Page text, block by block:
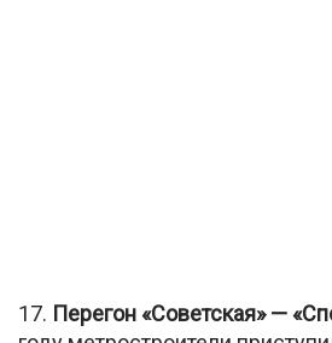
17. Перегон «Советская» —